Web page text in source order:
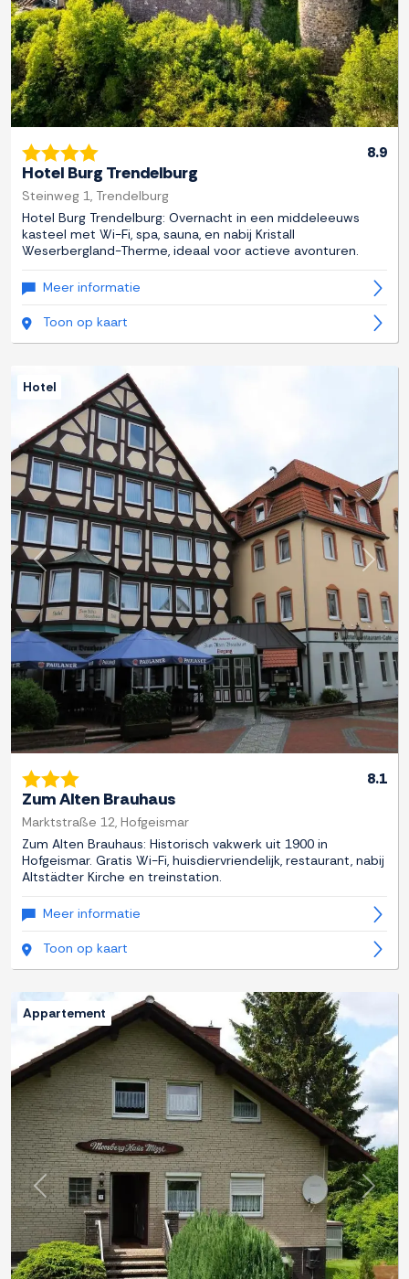
8.9
Hotel Burg Trendelburg
Steinweg 1, Trendelburg
Hotel Burg Trendelburg: Overnacht in een middeleeuws
kasteel met Wi-Fi, spa, sauna, en nabij Kristall
Weserbergland-Therme, ideaal voor actieve avonturen.
Meer informatie
Toon op kaart
Previous Next
Hotel
8.1
Zum Alten Brauhaus
Marktstraße 12, Hofgeismar
Zum Alten Brauhaus: Historisch vakwerk uit 1900 in
Hofgeismar. Gratis Wi-Fi, huisdiervriendelijk, restaurant, nabij
Altstädter Kirche en treinstation.
Meer informatie
Toon op kaart
Previous Next
Appartement